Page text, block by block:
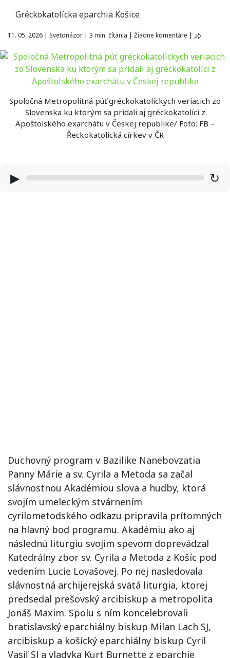
Gréckokatolícka eparchia Košice
11. 05. 2026 | Svetonázor | 3 min. čítania | Žiadne komentáre |
Spoločná Metropolitná púť gréckokatolíckych veriacich zo
Slovenska ku ktorým sa pridali aj gréckokatolíci z
Apoštolského exarchátu v Českej republike/ Foto: FB –
Řeckokatolická církev v ČR
▶ ↻
Duchovný program v Bazilike Nanebovzatia
Panny Márie a sv. Cyrila a Metoda sa začal
slávnostnou Akadémiou slova a hudby, ktorá
svojím umeleckým stvárnením
cyrilometodského odkazu pripravila prítomných
na hlavný bod programu. Akadémiu ako aj
následnú liturgiu svojim spevom doprevádzal
Katedrálny zbor sv. Cyrila a Metoda z Košíc pod
vedením Lucie Lovašovej. Po nej nasledovala
slávnostná archijerejská svätá liturgia, ktorej
predsedal prešovský arcibiskup a metropolita
Jonáš Maxim. Spolu s ním koncelebrovali
bratislavský eparchiálny biskup Milan Lach SJ,
arcibiskup a košický eparchiálny biskup Cyril
Vasiľ SJ a vladyka Kurt Burnette z eparchie